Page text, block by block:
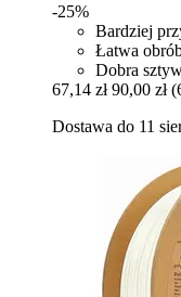
-25%
Bardziej
Łatwa
Dobra
67,14 zł 90,00 zł
Dostawa do 11